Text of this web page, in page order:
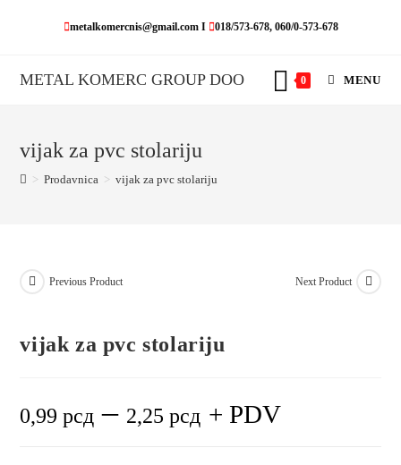
metalkomercnis@gmail.com I 018/573-678, 060/0-573-678
METAL KOMERC GROUP DOO 0 MENU
vijak za pvc stolariju
> Prodavnica > vijak za pvc stolariju
Previous Product Next Product
vijak za pvc stolariju
0,99рсд – 2,25рсд + PDV